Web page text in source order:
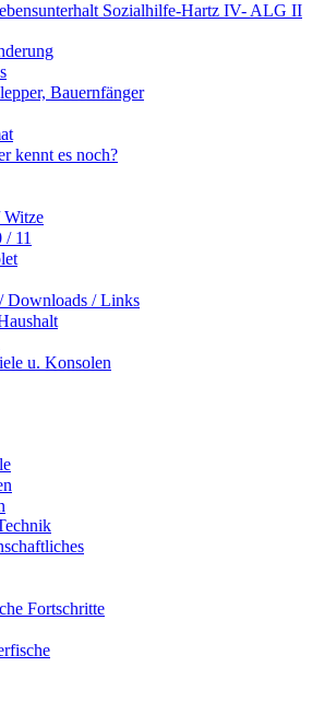
Sozialhilfe-Hartz IV- ALG II
Bauernfänger
kennt es noch?
11
/ Links
u. Konsolen
Fortschritte